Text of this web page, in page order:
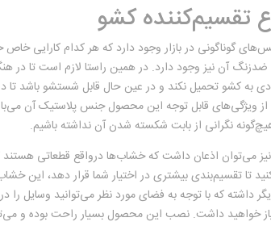
تقسیم‌کننده کشو
گوناگونی در بازار وجود دارد که هر کدام کارایی
ضدزنگ آن نیز وجود دارد. در همین راستا لازم است تا در
به کشو تحمیل نکند و در عین حال قابل شستشو باشد تا
قابل توجه این محصول جنس پلاستیک آن
نگرانی از بابت شکسته شدن آن نداشته باشیم.
می‌توان اذعان داشت که خشاب‌‌ها درواقع قطعاتی هستند
که با توجه به فضای مورد نظر می‌توانید وسایل را
خواهید داشت. نصب این محصول بسیار راحت بوده و